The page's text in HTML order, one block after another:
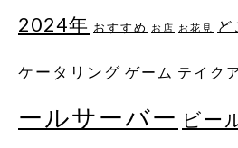
2024年 おすすめ お店 お花見 ど
ケータリング ゲーム テイク
ールサーバー ビー